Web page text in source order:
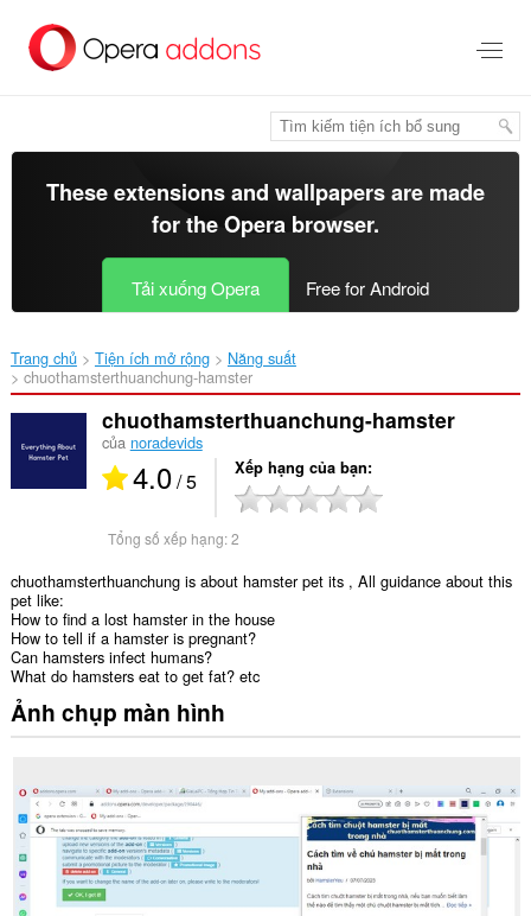
đến
These extensions and wallpapers are made
for theOpera browser.
Tải xuống Opera Free for Android
Trang chủ Tiện ích mở rộng
Năng suất
chuothamsterthuanchung-hamster‎
chuothamsterthuanchung-hamster
của noradevids
4.0/ 5 Xếp hạng của bạn
Tổng số xếp hạng:2
chuothamsterthuanchung is about hamster pet its , All guidance about this
pet like:
How to find a lost hamster in the house
How to tell if a hamster is pregnant?
Can hamsters infect humans?
What do hamsters eat to get fat? etc
Ảnh chụp màn hình